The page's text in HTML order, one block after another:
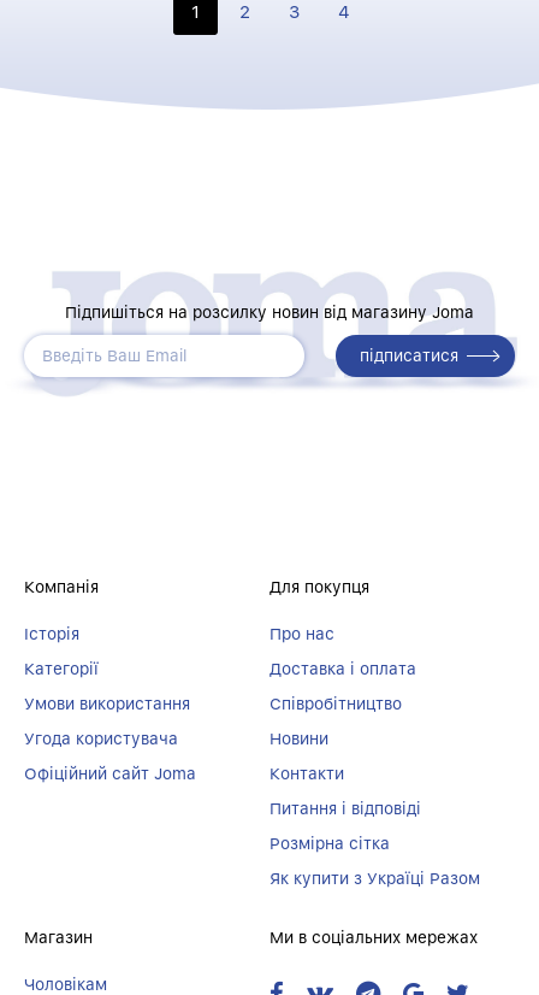
1 2 3 4
Підпишіться на розсилку новин від магазину Joma
Компанія
Історія
Категорії
Умови використання
Угода користувача
Офіційний сайт Joma
Для покупця
Про нас
Доставка і оплата
Співробітництво
Новини
Контакти
Питання і відповіді
Розмірна сітка
Як купити з Україці Разом
Магазин
Чоловікам
Ми в соціальних мережах